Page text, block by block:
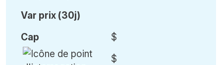
Var prix (30j)
Cap
$
$